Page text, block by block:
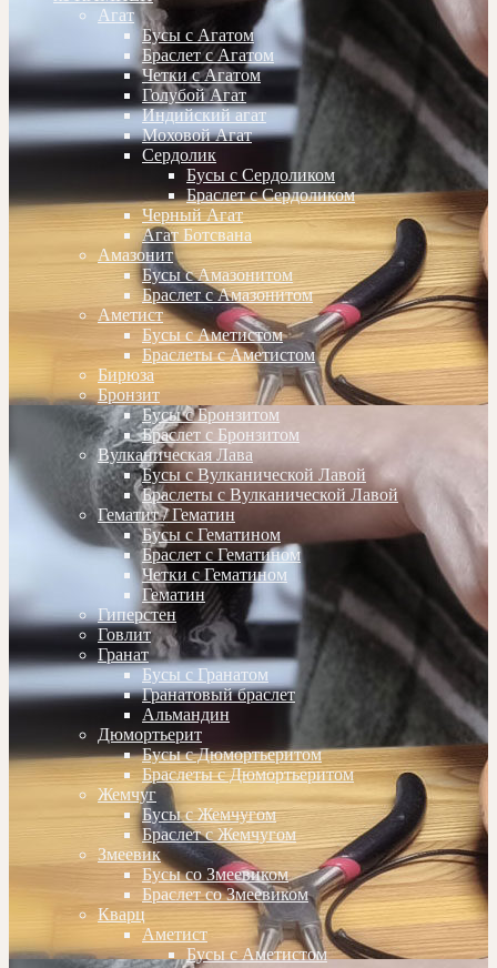
Агат
Бусы с Агатом
Браслет с Агатом
Четки с Агатом
Голубой Агат
Индийский агат
Моховой Агат
Сердолик
Бусы с Сердоликом
Браслет с Сердоликом
Черный Агат
Агат Ботсвана
Амазонит
Бусы с Амазонитом
Браслет с Амазонитом
Аметист
Бусы с Аметистом
Браслеты с Аметистом
Бирюза
Бронзит
Бусы с Бронзитом
Браслет с Бронзитом
Вулканическая Лава
Бусы с Вулканической Лавой
Браслеты с Вулканической Лавой
Гематит / Гематин
Бусы с Гематином
Браслет с Гематином
Четки с Гематином
Гематин
Гиперстен
Говлит
Гранат
Бусы с Гранатом
Гранатовый браслет
Альмандин
Дюмортьерит
Бусы с Дюмортьеритом
Браслеты с Дюмортьеритом
Жемчуг
Бусы с Жемчугом
Браслет с Жемчугом
Змеевик
Бусы со Змеевиком
Браслет со Змеевиком
Кварц
Аметист
Бусы с Аметистом